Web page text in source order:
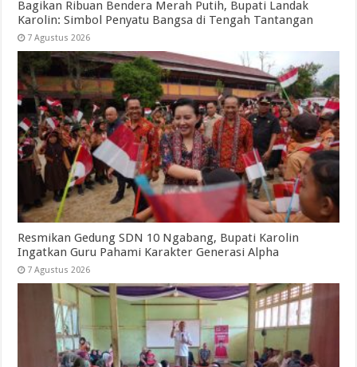
Bagikan Ribuan Bendera Merah Putih, Bupati Landak
Karolin: Simbol Penyatu Bangsa di Tengah Tantangan
7 Agustus 2026
Resmikan Gedung SDN 10 Ngabang, Bupati Karolin
Ingatkan Guru Pahami Karakter Generasi Alpha
7 Agustus 2026